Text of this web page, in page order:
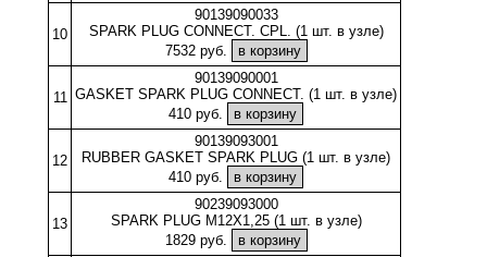
10
90139090033
SPARK PLUG CONNECT. CPL. (1 шт. в узле)
7532 руб.
11
90139090001
GASKET SPARK PLUG CONNECT. (1 шт. в узле)
410 руб.
12
90139093001
RUBBER GASKET SPARK PLUG (1 шт. в узле)
410 руб.
13
90239093000
SPARK PLUG M12X1,25 (1 шт. в узле)
1829 руб.